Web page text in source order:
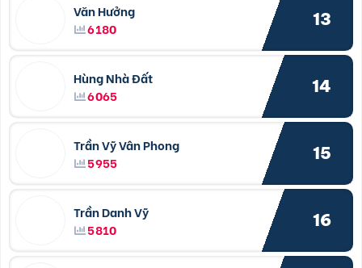
Văn Hưởng
6180
13
Hùng Nhà Đất
6065
14
Trần Vỹ Vân Phong
5955
15
Trần Danh Vỹ
5810
16